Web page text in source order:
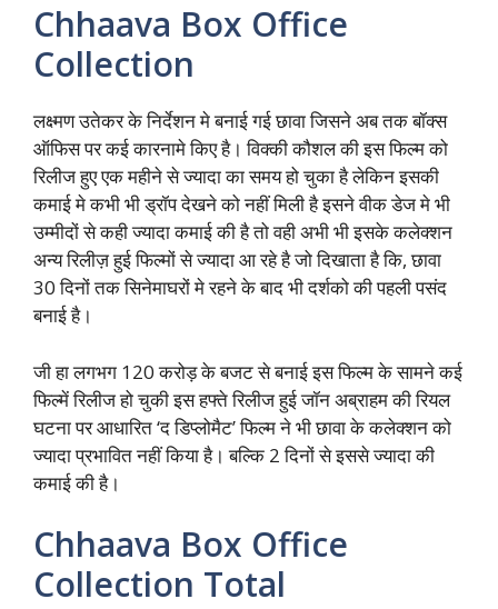
Chhaava Box Office
Collection
लक्ष्मण उतेकर के निर्देशन मे बनाई गई छावा जिसने अब तक बॉक्स
ऑफिस पर कई कारनामे किए है। विक्की कौशल की इस फिल्म को
रिलीज हुए एक महीने से ज्यादा का समय हो चुका है लेकिन इसकी
कमाई मे कभी भी ड्रॉप देखने को नहीं मिली है इसने वीक डेज मे भी
उम्मीदों से कही ज्यादा कमाई की है तो वही अभी भी इसके कलेक्शन
अन्य रिलीज़ हुई फिल्मों से ज्यादा आ रहे है जो दिखाता है कि, छावा
30 दिनों तक सिनेमाघरों मे रहने के बाद भी दर्शको की पहली पसंद
बनाई है।
जी हा लगभग 120 करोड़ के बजट से बनाई इस फिल्म के सामने कई
फिल्में रिलीज हो चुकी इस हफ्ते रिलीज हुई जॉन अब्राहम की रियल
घटना पर आधारित ‘द डिप्लोमैट’ फिल्म ने भी छावा के कलेक्शन को
ज्यादा प्रभावित नहीं किया है। बल्कि 2 दिनों से इससे ज्यादा की
कमाई की है।
Chhaava Box Office
Collection Total